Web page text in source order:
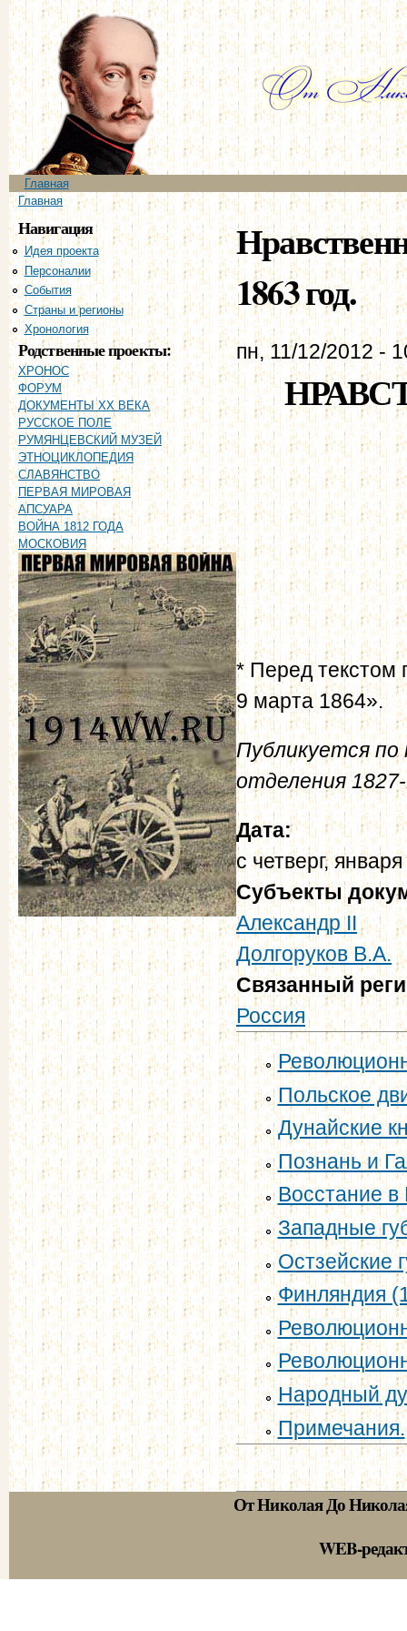
Главное меню
Главная
Вы здесь
Главная
Навигация
Идея проекта
Персоналии
События
Страны и регионы
Хронология
Родственные проекты:
ХРОНОС
ФОРУМ
ДОКУМЕНТЫ XX ВЕКА
РУССКОЕ ПОЛЕ
РУМЯНЦЕВСКИЙ МУЗЕЙ
ЭТНОЦИКЛОПЕДИЯ
СЛАВЯНСТВО
ПЕРВАЯ МИРОВАЯ
АПСУАРА
ВОЙНА 1812 ГОДА
МОСКОВИЯ
1863 год.
пн, 11/12/2012 -
* Перед текстом
9 марта 1864».
Публикуется
отделения
Дата:
с четверг,
Субъекты
Александр II
Долгоруков В.А.
Связанный
Россия
Польское
Дунайские
Познань и
Восстание в
Западные
Остзейские
Финляндия
Народный
Примечания.
От Николая До
WEB-